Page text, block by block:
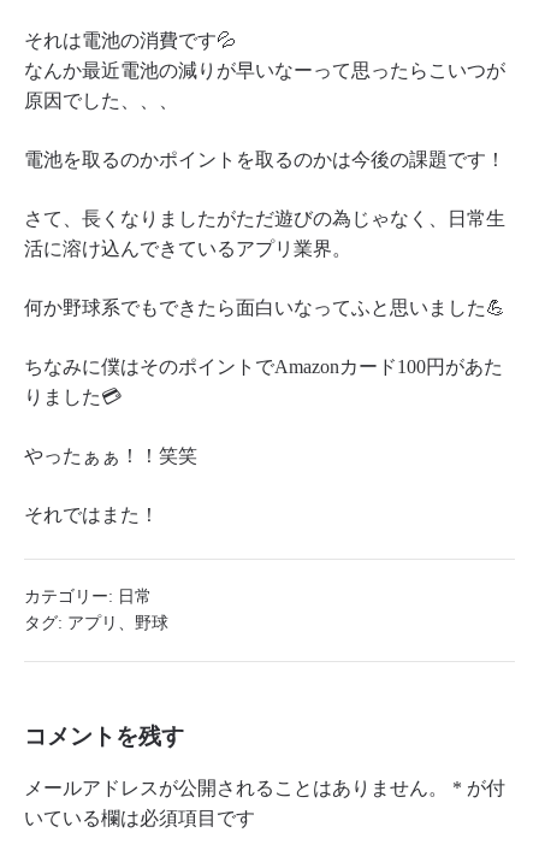
それは電池の消費です💦
なんか最近電池の減りが早いなーって思ったらこいつが
原因でした、、、
電池を取るのかポイントを取るのかは今後の課題です！
さて、長くなりましたがただ遊びの為じゃなく、日常生
活に溶け込んできているアプリ業界。
何か野球系でもできたら面白いなってふと思いました💪
ちなみに僕はそのポイントでAmazonカード100円があた
りました💳
やったぁぁ！！笑笑
それではまた！
カテゴリー: 日常
タグ: アプリ 野球
コメントを残す
メールアドレスが公開されることはありません。 * が付
いている欄は必須項目です